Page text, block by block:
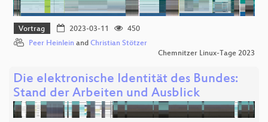
Vortrag 2023-03-11
450
Peer Heinlein and Christian Stötzer
Chemnitzer Linux-Tage 2023
Die elektronische Identität des Bundes:
Stand der Arbeiten und Ausblick